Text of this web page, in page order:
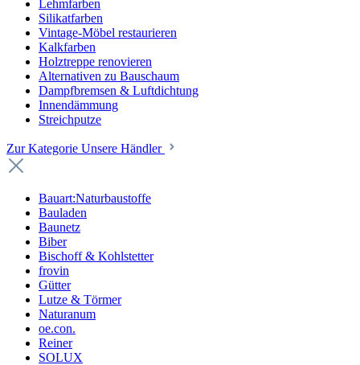
Lehmfarben
Silikatfarben
Vintage-Möbel restaurieren
Kalkfarben
Holztreppe renovieren
Alternativen zu Bauschaum
Dampfbremsen & Luftdichtung
Innendämmung
Streichputze
Zur Kategorie Unsere Händler
Bauart:Naturbaustoffe
Bauladen
Baunetz
Biber
Bischoff & Kohlstetter
frovin
Gütter
Lutze & Törmer
Naturanum
oe.con.
Reiner
SOLUX